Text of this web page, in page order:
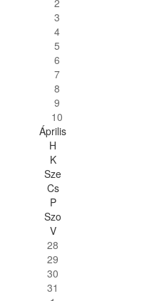
2
3
4
5
6
7
8
9
10
Április
H
K
Sze
Cs
P
Szo
V
28
29
30
31